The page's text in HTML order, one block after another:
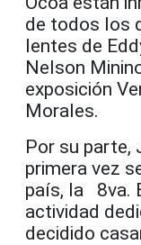
de todos los
lentes de
Nelson
exposición
Morales.
Por su parte,
primera vez
país, la 8va.
actividad
decidido